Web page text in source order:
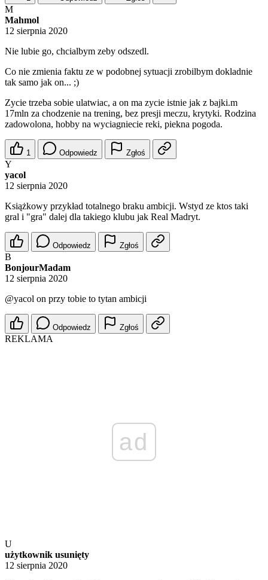
M
Mahmol
12 sierpnia 2020
Nie lubie go, chcialbym zeby odszedl.
Co nie zmienia faktu ze w podobnej sytuacji zrobilbym dokladnie
tak samo jak on... ;)
Zycie trzeba sobie ulatwiac, a on ma zycie istnie jak z bajki.m
17mln za chodzenie na trening, bez presji meczu, krytyki. Rodzina
zadowolona, hobby na wyciagniecie reki, piekna pogoda.
1 Odpowiedz Zgłoś
Y
yacol
12 sierpnia 2020
Książkowy przykład totalnego braku ambicji. Wstyd ze ktos taki
gral i "gra" dalej dla takiego klubu jak Real Madryt.
Odpowiedz Zgłoś
B
BonjourMadam
12 sierpnia 2020
@yacol on przy tobie to tytan ambicji
Odpowiedz Zgłoś
REKLAMA
ad
U
użytkownik usunięty
12 sierpnia 2020